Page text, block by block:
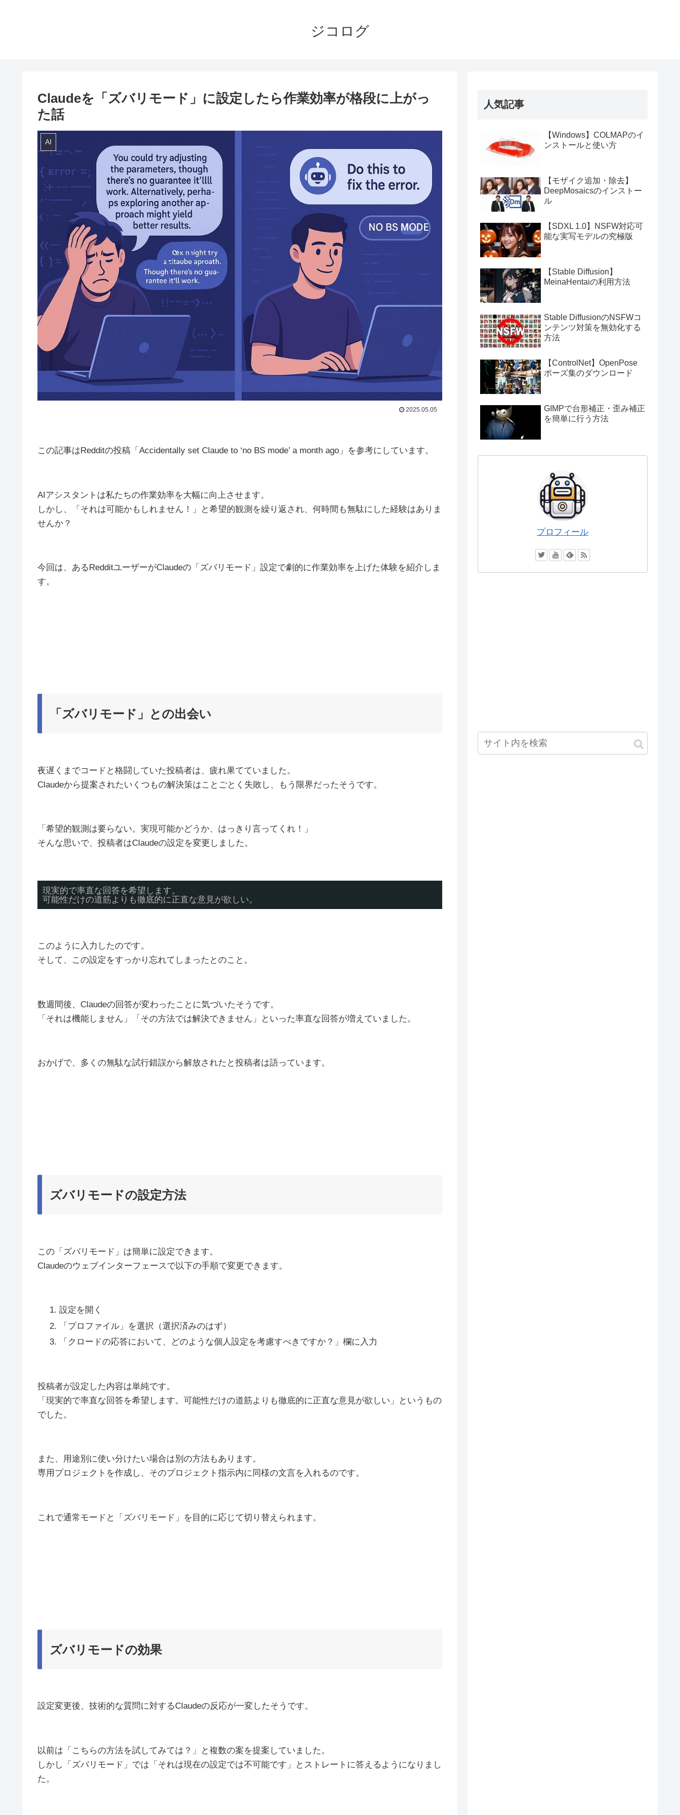
ジコログ
Claudeを「ズバリモード」に設定したら作業効率が格段に上がっ
た話
AI
2025.05.05
この記事はRedditの投稿「Accidentally set Claude to ‘no BS mode’ a month ago」を参考にしています。
AIアシスタントは私たちの作業効率を大幅に向上させます。
しかし、「それは可能かもしれません！」と希望的観測を繰り返され、何時間も無駄にした経験はありま
せんか？
今回は、あるRedditユーザーがClaudeの「ズバリモード」設定で劇的に作業効率を上げた体験を紹介しま
す。
「ズバリモード」との出会い
夜遅くまでコードと格闘していた投稿者は、疲れ果てていました。
Claudeから提案されたいくつもの解決策はことごとく失敗し、もう限界だったそうです。
「希望的観測は要らない。実現可能かどうか、はっきり言ってくれ！」
そんな思いで、投稿者はClaudeの設定を変更しました。
現実的で率直な回答を希望します。
可能性だけの道筋よりも徹底的に正直な意見が欲しい。
このように入力したのです。
そして、この設定をすっかり忘れてしまったとのこと。
数週間後、Claudeの回答が変わったことに気づいたそうです。
「それは機能しません」「その方法では解決できません」といった率直な回答が増えていました。
おかげで、多くの無駄な試行錯誤から解放されたと投稿者は語っています。
ズバリモードの設定方法
この「ズバリモード」は簡単に設定できます。
Claudeのウェブインターフェースで以下の手順で変更できます。
設定を開く
「プロファイル」を選択（選択済みのはず）
「クロードの応答において、どのような個人設定を考慮すべきですか？」欄に入力
投稿者が設定した内容は単純です。
「現実的で率直な回答を希望します。可能性だけの道筋よりも徹底的に正直な意見が欲しい」というもの
でした。
また、用途別に使い分けたい場合は別の方法もあります。
専用プロジェクトを作成し、そのプロジェクト指示内に同様の文言を入れるのです。
これで通常モードと「ズバリモード」を目的に応じて切り替えられます。
ズバリモードの効果
設定変更後、技術的な質問に対するClaudeの反応が一変したそうです。
以前は「こちらの方法を試してみては？」と複数の案を提案していました。
しかし「ズバリモード」では「それは現在の設定では不可能です」とストレートに答えるようになりまし
た。
人気記事
【Windows】COLMAPのイ
ンストールと使い方
【モザイク追加・除去】
DeepMosaicsのインストー
ル
【SDXL 1.0】NSFW対応可
能な実写モデルの究極版
【Stable Diffusion】
MeinaHentaiの利用方法
Stable DiffusionのNSFWコ
ンテンツ対策を無効化する
方法
【ControlNet】OpenPose
ポーズ集のダウンロード
GIMPで台形補正・歪み補正
を簡単に行う方法
プロフィール